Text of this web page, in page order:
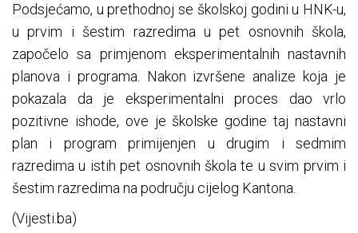
Podsjećamo, u prethodnoj se školskoj godini u HNK-u,
u prvim i šestim razredima u pet osnovnih škola,
započelo sa primjenom eksperimentalnih nastavnih
planova i programa. Nakon izvršene analize koja je
pokazala da je eksperimentalni proces dao vrlo
pozitivne ishode, ove je školske godine taj nastavni
plan i program primijenjen u drugim i sedmim
razredima u istih pet osnovnih škola te u svim prvim i
šestim razredima na području cijelog Kantona.
(Vijesti.ba)